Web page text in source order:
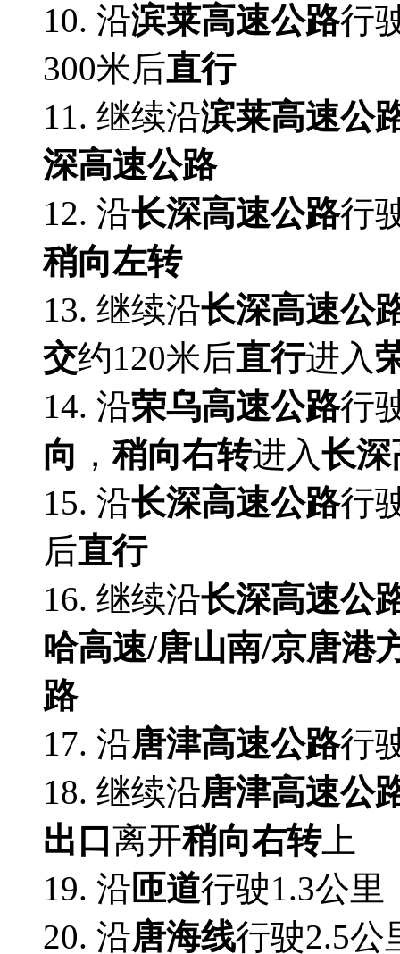
10. 沿滨莱高速公路行
300米后直行
11. 继续沿滨莱高速公
深高速公路
12. 沿长深高速公路行
稍向左转
13. 继续沿长深高速公
交约120米后直行进入
14. 沿荣乌高速公路行
向 ，稍向右转进入长深
15. 沿长深高速公路行
后直行
16. 继续沿长深高速公
哈高速/唐山南/京唐港
路
17. 沿唐津高速公路行
18. 继续沿唐津高速公
出口 离开稍向右转上
19. 沿匝道行驶1.3公里
20. 沿唐海线行驶2.5公